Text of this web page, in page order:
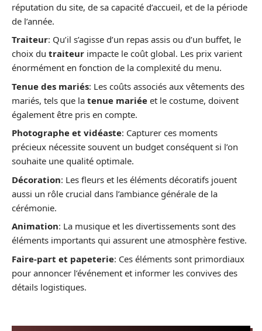
réputation du site, de sa capacité d’accueil, et de la période
de l’année.
Traiteur: Qu’il s’agisse d’un repas assis ou d’un buffet, le
choix du traiteur impacte le coût global. Les prix varient
énormément en fonction de la complexité du menu.
Tenue des mariés: Les coûts associés aux vêtements des
mariés, tels que la tenue mariée et le costume, doivent
également être pris en compte.
Photographe et vidéaste: Capturer ces moments
précieux nécessite souvent un budget conséquent si l’on
souhaite une qualité optimale.
Décoration: Les fleurs et les éléments décoratifs jouent
aussi un rôle crucial dans l’ambiance générale de la
cérémonie.
Animation: La musique et les divertissements sont des
éléments importants qui assurent une atmosphère festive.
Faire-part et papeterie: Ces éléments sont primordiaux
pour annoncer l’événement et informer les convives des
détails logistiques.